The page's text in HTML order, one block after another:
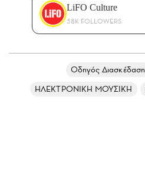
LiFO Culture
58K FOLLOWERS
Οδηγός Διασκέδαση
ΗΛΕΚΤΡΟΝΙΚΗ ΜΟΥΣΙΚΗ